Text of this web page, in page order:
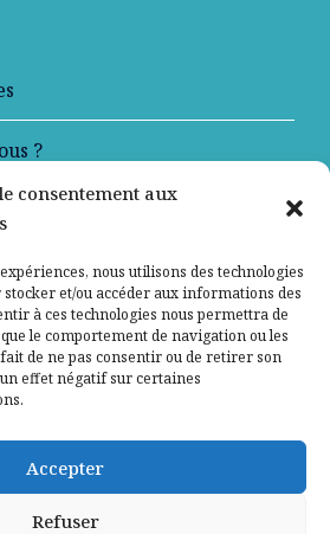
consentement aux
nous utilisons des technologies
stocker et/ou accéder aux informations des
à ces technologies nous permettra de
le comportement de navigation ou les
de ne pas consentir ou de retirer son
effet négatif sur certaines
Accepter
Refuser
?